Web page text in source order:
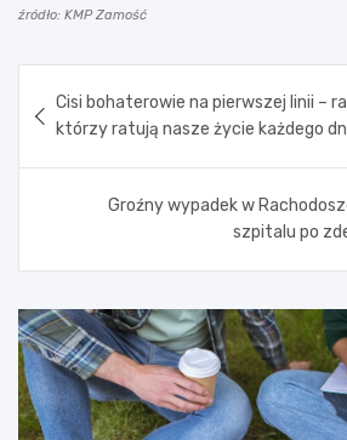
źródło: KMP Zamość
wpisu
Cisi bohaterowie na pierwszej linii –
którzy ratują nasze życie każdego
Groźny wypadek w
szpitalu po